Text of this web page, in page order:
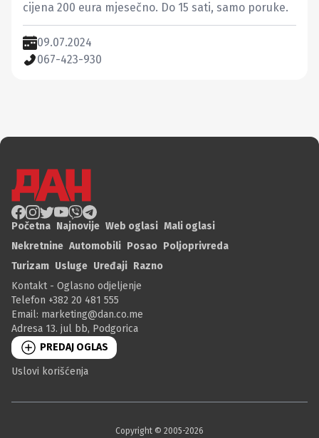
cijena 200 eura mjesečno. Do 15 sati, samo poruke.
09.07.2024
067-423-930
Početna Najnovije Web oglasi Mali oglasi
Nekretnine Automobili Posao Poljoprivreda
Turizam Usluge Uređaji Razno
Kontakt - Oglasno odjeljenje
Telefon +382 20 481 555
Email: marketing@dan.co.me
Adresa 13. jul bb, Podgorica
PREDAJ OGLAS
Uslovi korišćenja
Copyright © 2005-2026